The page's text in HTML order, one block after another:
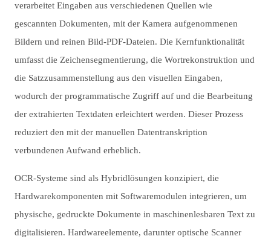
verarbeitet Eingaben aus verschiedenen Quellen wie
gescannten Dokumenten, mit der Kamera aufgenommenen
Bildern und reinen Bild-PDF-Dateien. Die Kernfunktionalität
umfasst die Zeichensegmentierung, die Wortrekonstruktion und
die Satzzusammenstellung aus den visuellen Eingaben,
wodurch der programmatische Zugriff auf und die Bearbeitung
der extrahierten Textdaten erleichtert werden. Dieser Prozess
reduziert den mit der manuellen Datentranskription
verbundenen Aufwand erheblich.
OCR-Systeme sind als Hybridlösungen konzipiert, die
Hardwarekomponenten mit Softwaremodulen integrieren, um
physische, gedruckte Dokumente in maschinenlesbaren Text zu
digitalisieren. Hardwareelemente, darunter optische Scanner